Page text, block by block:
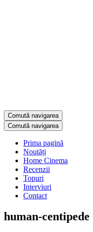
Comută navigarea
Comută navigarea
Prima pagină
Noutăți
Home Cinema
Recenzii
Topuri
Interviuri
Contact
human-centipede